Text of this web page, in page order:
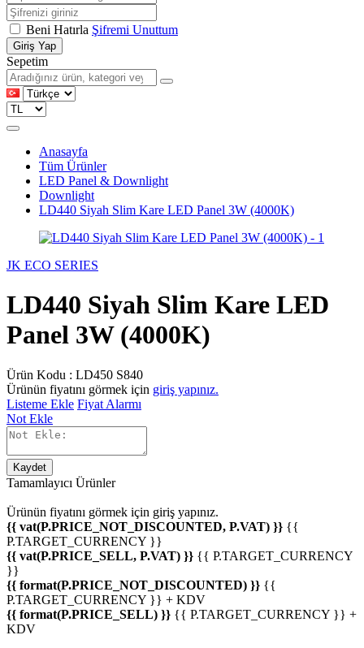
Beni Hatırla Şifremi Unuttum
Giriş Yap
Sepetim
Anasayfa
Tüm Ürünler
LED Panel & Downlight
Downlight
LD440 Siyah Slim Kare LED Panel 3W (4000K)
JK ECO SERIES
LD440 Siyah Slim Kare LED
Panel 3W (4000K)
Ürün Kodu : LD450 S840
Ürünün fiyatını görmek için giriş yapınız.
Listeme Ekle Fiyat Alarmı
Not Ekle
Kaydet
Tamamlayıcı Ürünler
Ürünün fiyatını görmek için giriş yapınız.
{{ vat(P.PRICE_NOT_DISCOUNTED, P.VAT) }} {{
P.TARGET_CURRENCY }}
{{ vat(P.PRICE_SELL, P.VAT) }} {{ P.TARGET_CURRENCY
}}
{{ format(P.PRICE_NOT_DISCOUNTED) }} {{
P.TARGET_CURRENCY }} + KDV
{{ format(P.PRICE_SELL) }} {{ P.TARGET_CURRENCY }} +
KDV